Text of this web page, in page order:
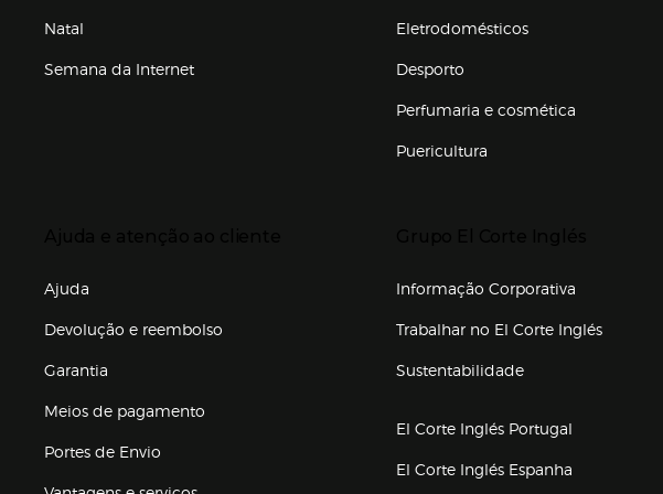
Natal
Semana da Internet
Eletrodomésticos
Desporto
Perfumaria e cosmética
Puericultura
Ajuda
Devolução e reembolso
Garantia
Meios de pagamento
Portes de Envio
Informação Corporativa
Trabalhar no El Corte Inglés(abre
Sustentabilidade
El Corte Inglés Portugal
El Corte Inglés Espanha
Enlaces de grupo el corte inglés